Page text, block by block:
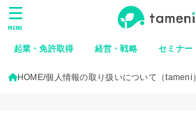
起業・免許取得 経営・戦略 セミナー
MENU
HOME 個人情報の取り扱いについて（tameni